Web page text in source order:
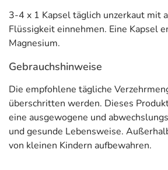
3-4 x 1 Kapsel täglich unzerkaut mit
Flüssigkeit einnehmen. Eine Kapsel
Magnesium.
Gebrauchshinweise
Die empfohlene tägliche
überschritten werden. Dieses
eine ausgewogene und
und gesunde Lebensweise.
von kleinen Kindern aufbewahren.